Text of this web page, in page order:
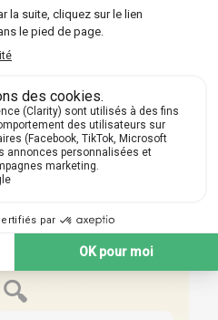
questions
futurs élèves
🔍